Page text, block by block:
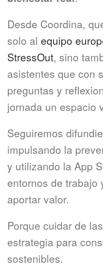
Desde Coordina,
solo al equipo
StressOut, sino
asistentes que con
preguntas y
jornada un espacio
Seguiremos
impulsando la
y utilizando la App
entornos de trabajo
aportar valor.
Porque cuidar de
estrategia para
sostenibles.